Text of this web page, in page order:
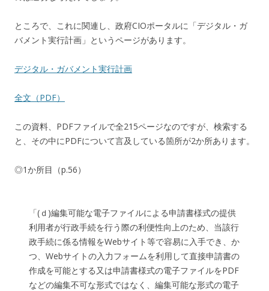
ところで、これに関連し、政府CIOポータルに「デジタル・ガ
バメント実行計画」というページがあります。
デジタル・ガバメント実行計画
全文（PDF）
この資料、PDFファイルで全215ページなのですが、検索する
と、その中にPDFについて言及している箇所が2か所あります。
◎1か所目（p.56）
「(ｄ)編集可能な電子ファイルによる申請書様式の提供
利用者が行政手続を行う際の利便性向上のため、当該行
政手続に係る情報をWebサイト等で容易に入手でき、か
つ、Webサイトの入力フォームを利用して直接申請書の
作成を可能とする又は申請書様式の電子ファイルをPDF
などの編集不可な形式ではなく、編集可能な形式の電子